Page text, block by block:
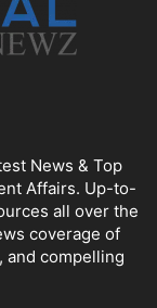
News & Top
Affairs. Up-to-
all over the
coverage of
and compelling